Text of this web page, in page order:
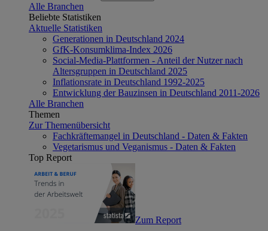
Alle Branchen
Beliebte Statistiken
Aktuelle Statistiken
Generationen in Deutschland 2024
GfK-Konsumklima-Index 2026
Social-Media-Plattformen - Anteil der Nutzer nach
Altersgruppen in Deutschland 2025
Inflationsrate in Deutschland 1992-2025
Entwicklung der Bauzinsen in Deutschland 2011-2026
Alle Branchen
Themen
Zur Themenübersicht
Fachkräftemangel in Deutschland - Daten & Fakten
Vegetarismus und Veganismus - Daten & Fakten
Top Report
Zum Report